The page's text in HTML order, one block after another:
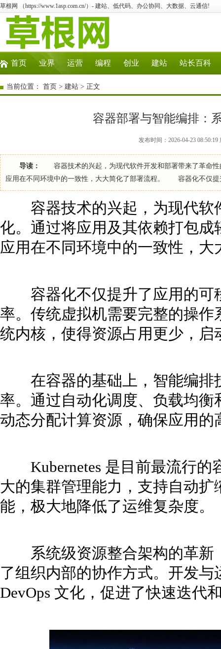
草根网 （https://www.1asp.com.cn/）- 建站、低代码、办公协同、大数据、云通信!
首页 业界 运营 编程 创业 建站 站长百科
当前位置： 首页 > 建站 > 正文
容器部署与智能编排：
发布时间：2026-04-23
导读：
容器技术的兴起，为现代软件开发和部署带来了革命性
应用在不同环境中的一致性，大大简化了部署流程。 容器化不仅提
容器技术的兴起，为现代软
化。通过将应用及其依赖打包
应用在不同环境中的一致性，大
容器化不仅提升了应用的可
率。传统虚拟机需要完整的操
统内核，使得资源占用更少，
在容器的基础上，智能编排
率。通过自动化调度、负载均
动态分配计算资源，确保应用的
Kubernetes 是目前最流行的
大的集群管理能力，支持自动
能，极大地降低了运维复杂度。
系统级资源整合架构的革新
了组织内部的协作方式。开发
DevOps 文化，促进了快速迭代